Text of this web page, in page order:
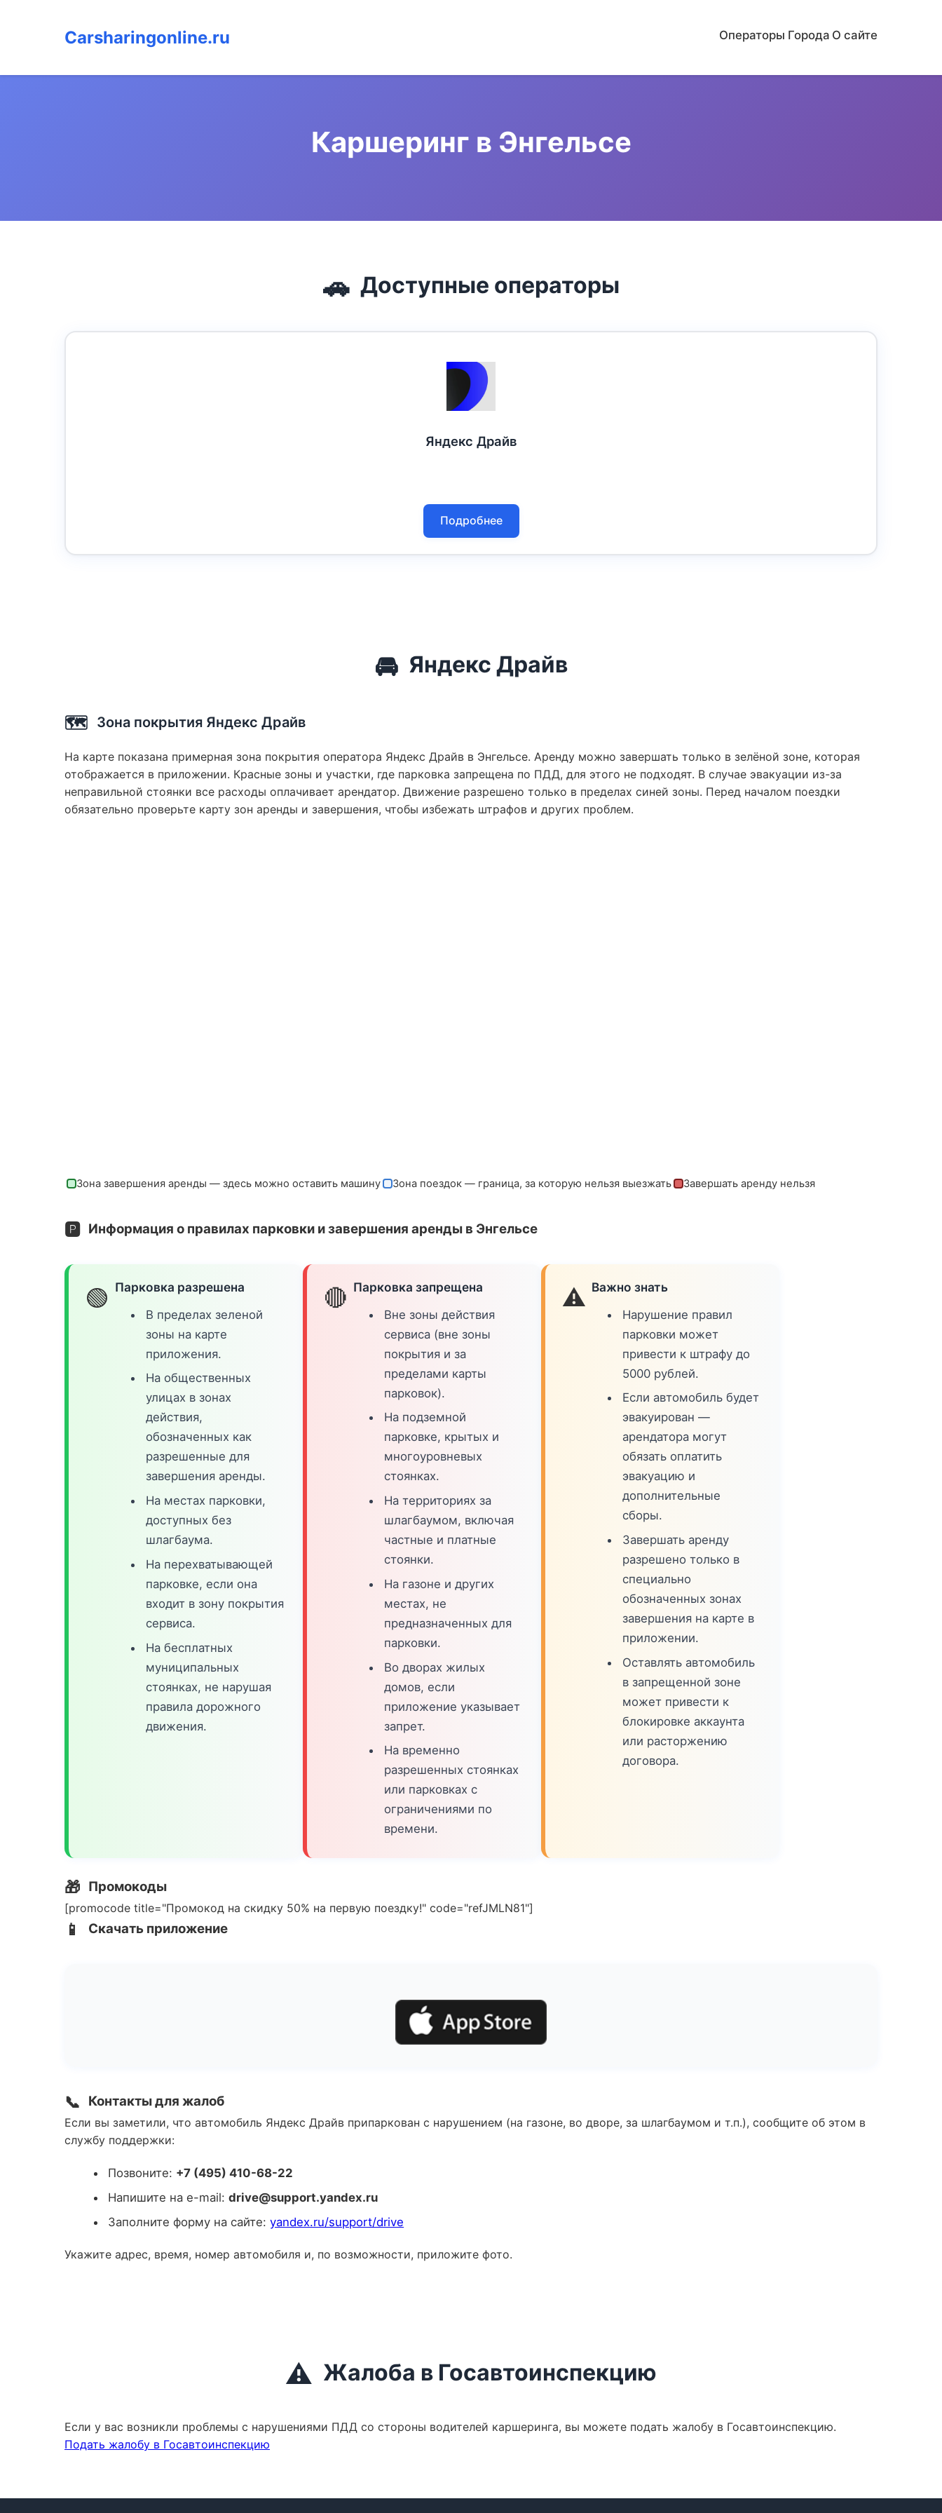
Carsharingonline.ru Операторы Города О сайте
Каршеринг в Энгельсе
🚗 Доступные операторы
Яндекс Драйв
Подробнее
🚘 Яндекс Драйв
🗺️ Зона покрытия Яндекс Драйв
На карте показана примерная зона покрытия оператора Яндекс Драйв в Энгельсе. Аренду можно завершать только в зелёной зоне, которая
отображается в приложении. Красные зоны и участки, где парковка запрещена по ПДД, для этого не подходят. В случае эвакуации из-за
неправильной стоянки все расходы оплачивает арендатор. Движение разрешено только в пределах синей зоны. Перед началом поездки
обязательно проверьте карту зон аренды и завершения, чтобы избежать штрафов и других проблем.
Зона завершения аренды — здесь можно оставить машину Зона поездок — граница, за которую нельзя выезжать Завершать аренду нельзя
🅿️ Информация о правилах парковки и завершения аренды в Энгельсе
🟢 Парковка разрешена
В пределах зеленой
зоны на карте
приложения.
На общественных
улицах в зонах
действия,
обозначенных как
разрешенные для
завершения аренды.
На местах парковки,
доступных без
шлагбаума.
На перехватывающей
парковке, если она
входит в зону покрытия
сервиса.
На бесплатных
муниципальных
стоянках, не нарушая
правила дорожного
движения.
🔴 Парковка запрещена
Вне зоны действия
сервиса (вне зоны
покрытия и за
пределами карты
парковок).
На подземной
парковке, крытых и
многоуровневых
стоянках.
На территориях за
шлагбаумом, включая
частные и платные
стоянки.
На газоне и других
местах, не
предназначенных для
парковки.
Во дворах жилых
домов, если
приложение указывает
запрет.
На временно
разрешенных стоянках
или парковках с
ограничениями по
времени.
⚠️ Важно знать
Нарушение правил
парковки может
привести к штрафу до
5000 рублей.
Если автомобиль будет
эвакуирован —
арендатора могут
обязать оплатить
эвакуацию и
дополнительные
сборы.
Завершать аренду
разрешено только в
специально
обозначенных зонах
завершения на карте в
приложении.
Оставлять автомобиль
в запрещенной зоне
может привести к
блокировке аккаунта
или расторжению
договора.
🎁 Промокоды
[promocode title="Промокод на скидку 50% на первую поездку!" code="refJMLN81"]
📱 Скачать приложение
📞 Контакты для жалоб
Если вы заметили, что автомобиль Яндекс Драйв припаркован с нарушением (на газоне, во дворе, за шлагбаумом и т.п.), сообщите об этом в
службу поддержки:
Позвоните: +7 (495) 410-68-22
Напишите на e-mail:drive@support.yandex.ru
Заполните форму на сайте:yandex.ru/support/drive
Укажите адрес, время, номер автомобиля и, по возможности, приложите фото.
⚠️ Жалоба в Госавтоинспекцию
Если у вас возникли проблемы с нарушениями ПДД со стороны водителей каршеринга, вы можете подать жалобу в Госавтоинспекцию.
Подать жалобу в Госавтоинспекцию